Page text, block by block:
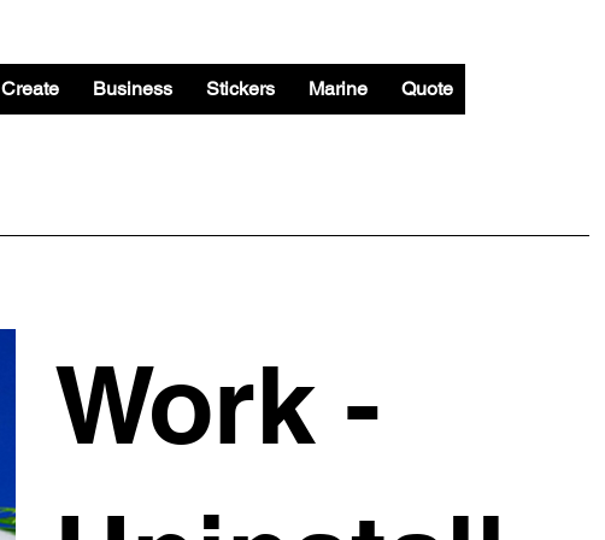
Create Business Stickers Marine Quote
Work -